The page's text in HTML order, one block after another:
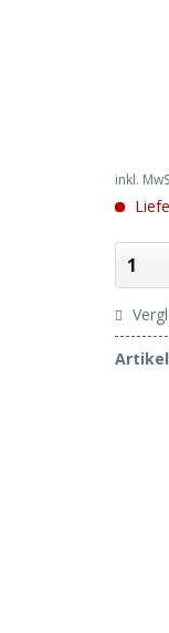
inkl.